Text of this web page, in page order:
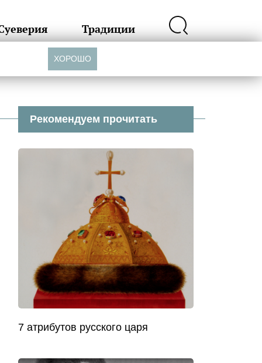
Традиции
Рекомендуем прочитать
7 атрибутов русского царя
ХОРОШО